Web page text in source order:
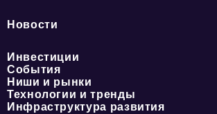
Новости
Инвестиции
События
Ниши и рынки
Технологии и тренды
Инфраструктура развития